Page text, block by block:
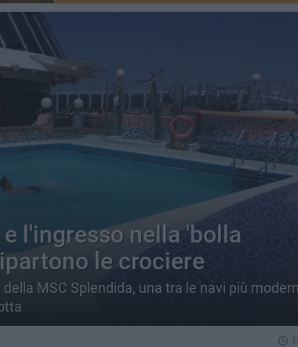
l'ingresso nella 'bolla
le crociere
MSC Splendida, una tra le navi più